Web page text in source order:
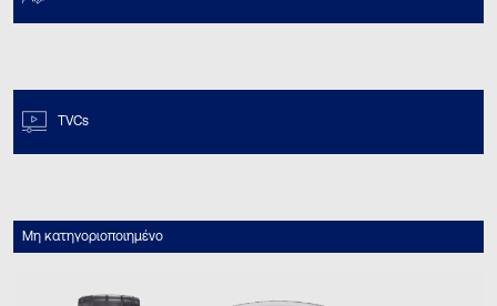
TVCs
Μη κατηγοριοποιημένο